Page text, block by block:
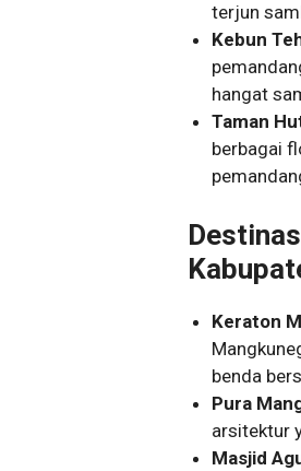
terjun
Kebun
hangat
Taman
berbagai
Keraton
benda
Pura
arsitektur
Masjid